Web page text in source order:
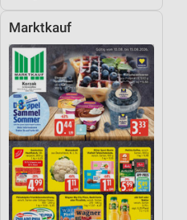
Marktkauf